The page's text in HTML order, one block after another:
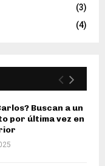
(3)
(4)
Buscan a un
por última vez en